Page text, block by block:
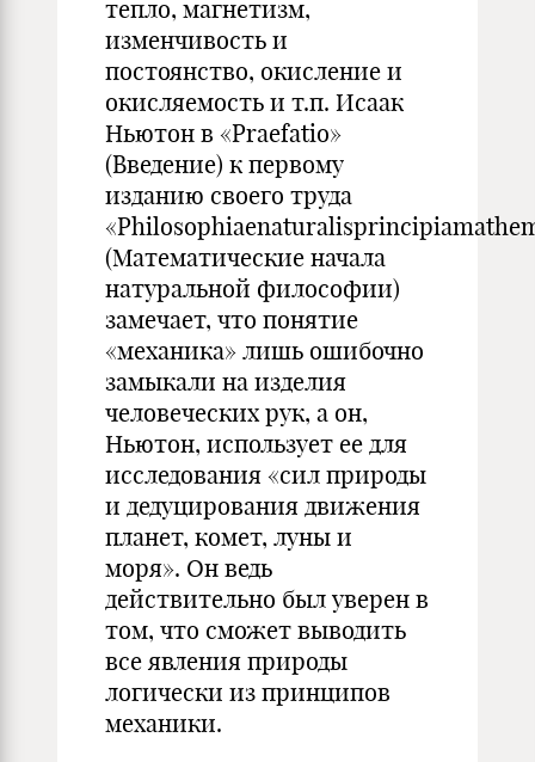
тепло, магнетизм,
изменчивость и
постоянство, окисление и
окисляемость и т.п. Исаак
Ньютон в «Praefatio»
(Введение) к первому
изданию своего труда
(Мате­матические начала
натуральной философии)
замечает, что поня­тие
«механика» лишь ошибочно
замыкали на изделия
человечес­ких рук, а он,
Ньютон, использует ее для
исследования «сил природы
и дедуцирования движения
планет, комет, луны и
моря». Он ведь
действительно был уверен в
том, что сможет выводить
все явления природы
логически из принципов
механики.